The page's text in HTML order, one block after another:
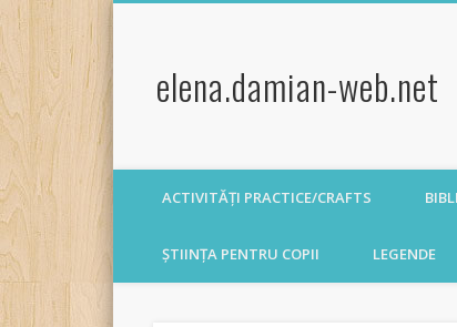
elena.damian-web.net
ACTIVITĂȚI PRACTICE/CRAFTS
ȘTIINȚA PENTRU COPII LEGENDE